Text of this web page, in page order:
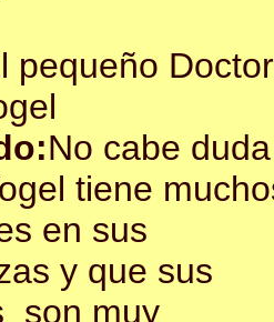
pequeño Doctor
No cabe duda
tiene
en sus
y que sus
son muy